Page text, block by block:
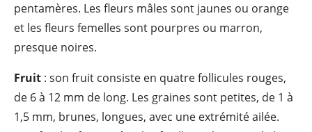
pentamères. Les fleurs mâles sont jaunes ou orange
et les fleurs femelles sont pourpres ou marron,
presque noires.
Fruit : son fruit consiste en quatre follicules rouges,
de 6 à 12 mm de long. Les graines sont petites, de 1 à
1,5 mm, brunes, longues, avec une extrémité ailée.